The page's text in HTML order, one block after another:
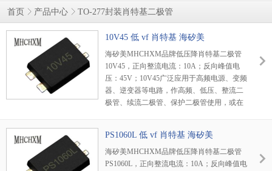
首页 产品中心 TO-277封装肖特基二极管
10V45 低 vf 肖特基 海矽美
海矽美MHCHXM品牌低压降肖特基二极管
10V45，正向整流电流：10A；反向峰值电
压：45V；10V45广泛应用于高频电源、变频
器、逆变器等电路，作高频、低压、整流二
极管、续流二极管、保护二极管使用，或在
PS1060L 低 vf 肖特基 海矽美
海矽美MHCHXM品牌低压降肖特基二极管
PS1060L，正向整流电流：10A；反向峰值电